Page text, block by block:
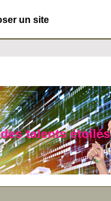
un site
talents étoilés